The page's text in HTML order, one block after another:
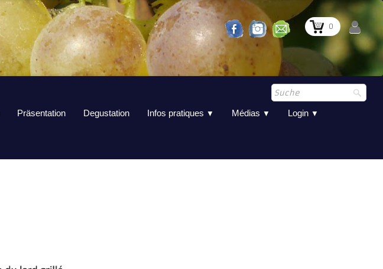
0
Präsentation Degustation Infos pratiques ▼ Médias ▼ Login ▼